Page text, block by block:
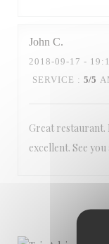
John C
2018-09-17 -
SERVICE : 5/5
Great restaurant.
excellent. See